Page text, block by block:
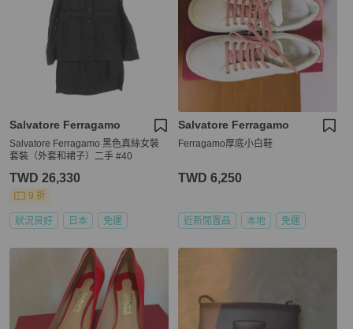
Salvatore Ferragamo
Salvatore Ferragamo 黑色真絲女裝
套裝（外套和裙子）二手 #40
TWD 26,330
9 折
狀況良好 日本 免運
Salvatore Ferragamo
Ferragamo厚底小白鞋
TWD 6,250
近新閒置品 本地 免運